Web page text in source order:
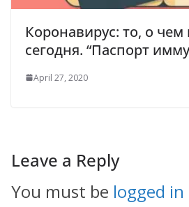
Коронавирус: то, о чем
сегодня. “Паспорт
April 27, 2020
Leave a Reply
You must be logged in